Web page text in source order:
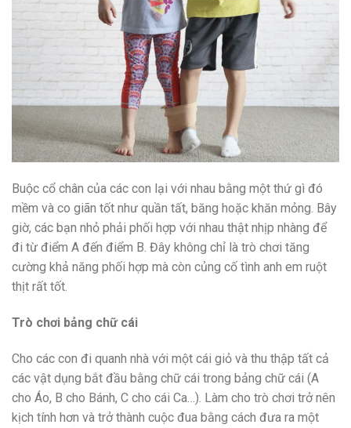
Buộc cổ chân của các con lại với nhau bằng một thứ gì đó
mềm và co giãn tốt như quần tất, băng hoặc khăn mỏng. Bây
giờ, các bạn nhỏ phải phối hợp với nhau thật nhịp nhàng để
đi từ điểm A đến điểm B. Đây không chỉ là trò chơi tăng
cường khả năng phối hợp mà còn củng cố tình anh em ruột
thịt rất tốt.
Trò chơi bảng chữ cái
Cho các con đi quanh nhà với một cái giỏ và thu thập tất cả
các vật dụng bắt đầu bằng chữ cái trong bảng chữ cái (A
cho Áo, B cho Bánh, C cho cái Ca…). Làm cho trò chơi trở nên
kịch tính hơn và trở thành cuộc đua bằng cách đưa ra một